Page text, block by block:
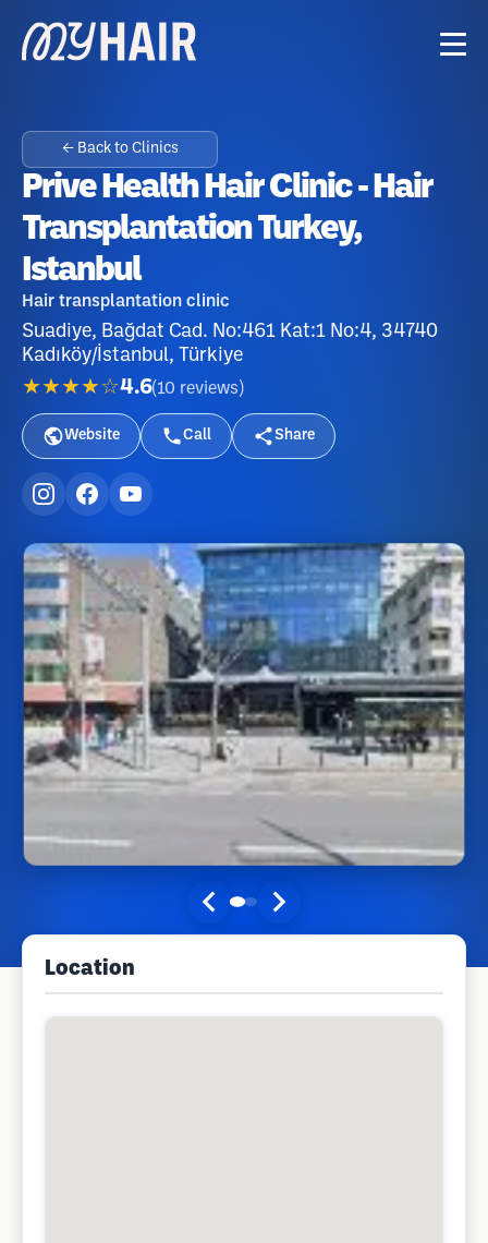
← Back to Clinics
Prive Health Hair Clinic - Hair
Transplantation Turkey,
Istanbul
Hair transplantation clinic
Suadiye, Bağdat Cad. No:461 Kat:1 No:4, 34740
Kadıköy/İstanbul, Türkiye
★★★★☆4.6(10 reviews )
Website Call Share
Location